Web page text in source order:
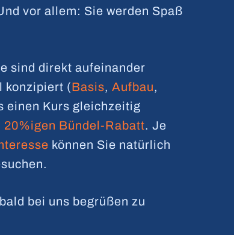
vor allem: Sie werden Spaß
sind direkt aufeinander
konzipiert (Basis, Aufbau,
einen Kurs gleichzeitig
20%igen Bündel-Rabatt. Je
können Sie natürlich
bei uns begrüßen zu